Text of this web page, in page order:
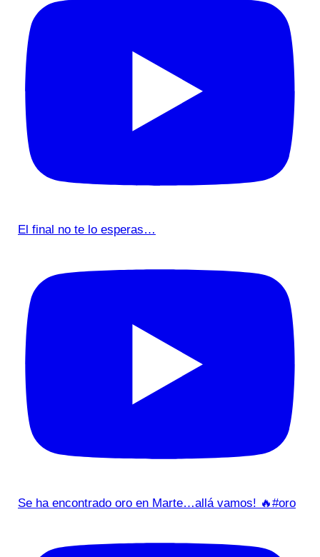
El final no te lo esperas…
Se ha encontrado oro en Marte…allá vamos! 🔥#oro